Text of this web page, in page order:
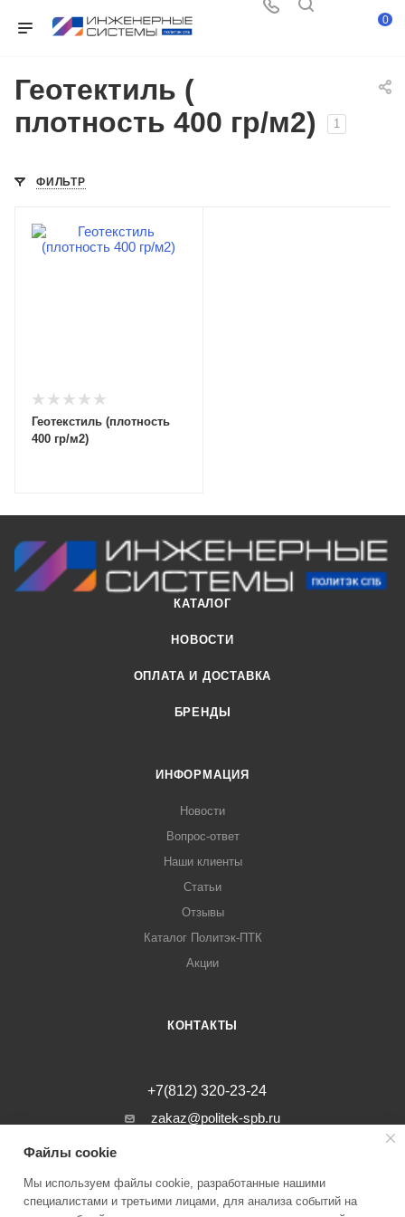
0
Геотектиль (
плотность 400 гр/м2)
1
ФИЛЬТР
Геотекстиль (плотность
400 гр/м2)
КАТАЛОГ
НОВОСТИ
ОПЛАТА И ДОСТАВКА
БРЕНДЫ
ИНФОРМАЦИЯ
Новости
Вопрос-ответ
Наши клиенты
Статьи
Отзывы
Каталог Политэк-ПТК
Акции
КОНТАКТЫ
+7(812) 320-23-24
zakaz@politek-spb.ru
г. Санкт-Петербург, Минеральная ул, д.
Файлы cookie
Мы используем файлы cookie, разработанные нашими
специалистами и третьими лицами, для анализа событий на